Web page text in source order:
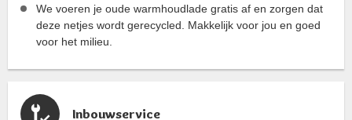
We voeren je oude warmhoudlade gratis af en zorgen dat
deze netjes wordt gerecycled. Makkelijk voor jou en goed
voor het milieu.
Inbouwservice